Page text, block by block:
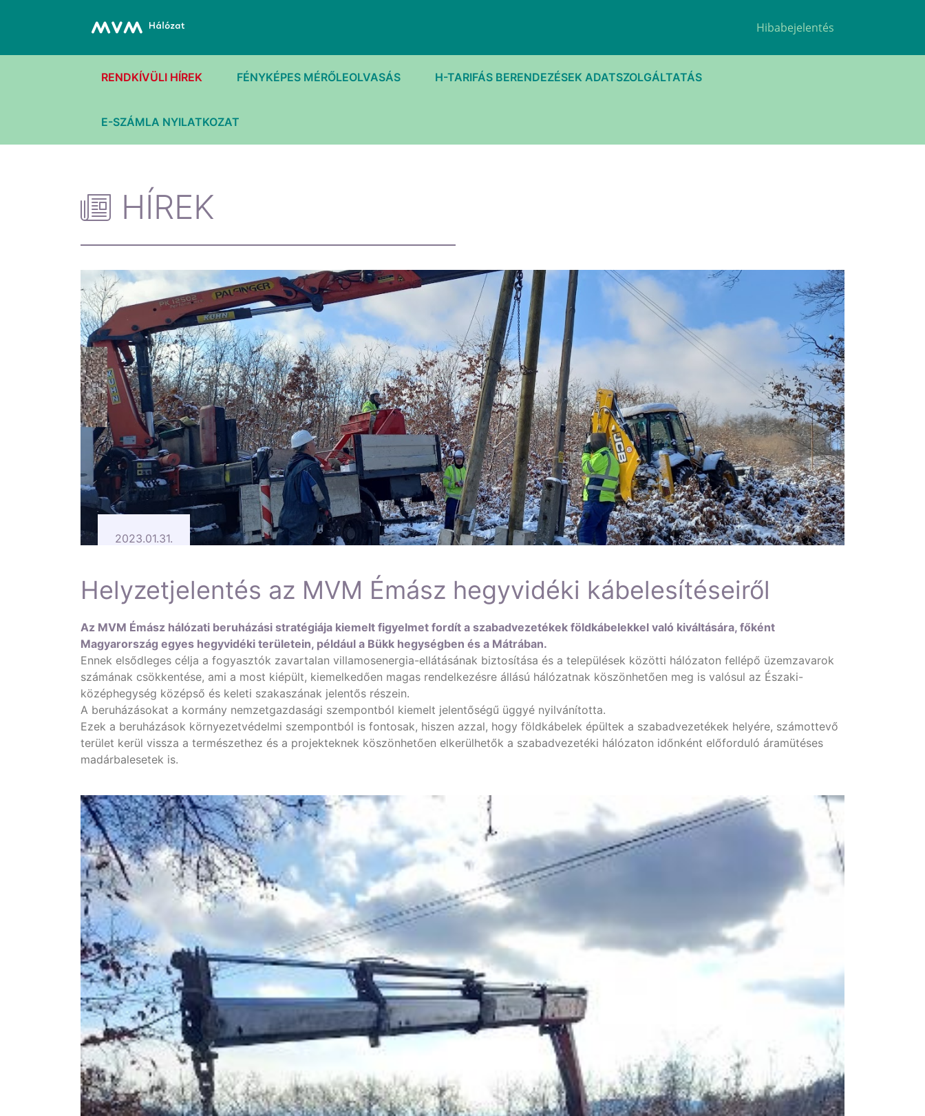
Hibabejelentés
RENDKÍVÜLI HÍREK FÉNYKÉPES MÉRŐLEOLVASÁS H-TARIFÁS BERENDEZÉSEK ADATSZOLGÁLTATÁS
E-SZÁMLA NYILATKOZAT
HÍREK
2023.01.31.
Helyzetjelentés az MVM Émász hegyvidéki kábelesítéseiről
Az MVM Émász hálózati beruházási stratégiája kiemelt figyelmet fordít a szabadvezetékek földkábelekkel való kiváltására, főként
Magyarország egyes hegyvidéki területein, például a Bükk hegységben és a Mátrában.
Ennek elsődleges célja a fogyasztók zavartalan villamosenergia-ellátásának biztosítása és a települések közötti hálózaton fellépő üzemzavarok
számának csökkentése, ami a most kiépült, kiemelkedően magas rendelkezésre állású hálózatnak köszönhetően meg is valósul az Északi-
középhegység középső és keleti szakaszának jelentős részein.
A beruházásokat a kormány nemzetgazdasági szempontból kiemelt jelentőségű üggyé nyilvánította.
Ezek a beruházások környezetvédelmi szempontból is fontosak, hiszen azzal, hogy földkábelek épültek a szabadvezetékek helyére, számottevő
terület kerül vissza a természethez és a projekteknek köszönhetően elkerülhetők a szabadvezetéki hálózaton időnként előforduló áramütéses
madárbalesetek is.